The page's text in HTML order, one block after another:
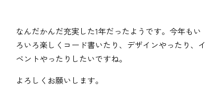
なんだかんだ充実した1年だったようです。今年もい
ろいろ楽しくコード書いたり、デザインやったり、イ
ベントやったりしたいですね。
よろしくお願いします。